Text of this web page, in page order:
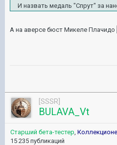
И назвать медаль "Спрут" за
А на аверсе бюст Микеле Плачидо
[SSSR]
BULAVA_Vt
Старший бета-тестер,
15 235 публикаций